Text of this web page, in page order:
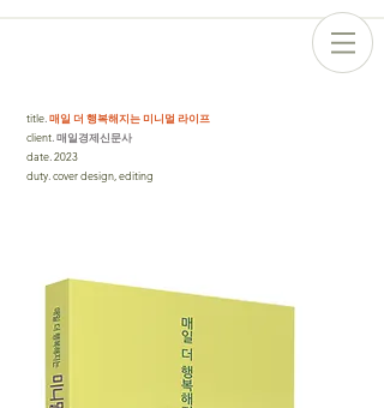
title 매일 더 행복해지는 미니멀 라이프
client . 매일경제신문사
date 2023
duty cover design, editing